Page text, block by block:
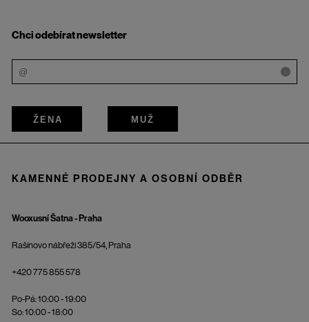
Chci odebírat newsletter
i
ŽENA MUŽ
KAMENNÉ PRODEJNY A OSOBNÍ ODBĚR
Wooxusní Šatna - Praha
Rašínovo nábřeží 385/54, Praha
+420 775 855 578
Po-Pá: 10:00 - 19:00
So: 10:00 - 18:00